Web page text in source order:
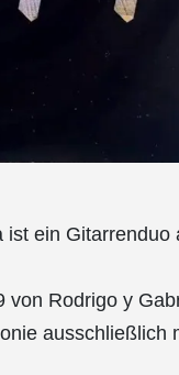
ist ein Gitarrenduo
von Rodrigo y
ausschließlich